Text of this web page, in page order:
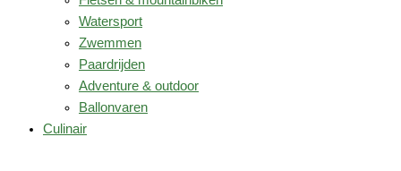
Watersport
Zwemmen
Paardrijden
Adventure & outdoor
Ballonvaren
Culinair